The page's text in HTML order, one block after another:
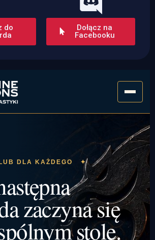
do
Dołącz na
Facebooku
DLA KAŻDEGO ✦
zaczyna się
stole.